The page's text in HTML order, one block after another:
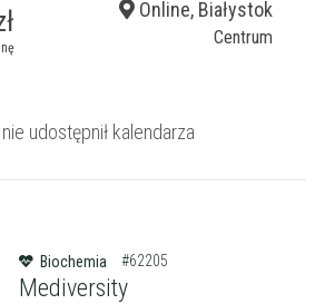
Online, Białystok
Centrum
udostępnił kalendarza
Biochemia #62205
Mediversity